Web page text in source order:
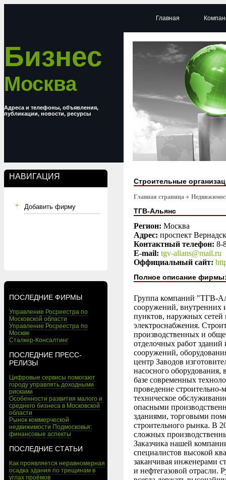
Бизнес
Москва
Адреса и телефоны, объявления,
публикации, новости, ресурсы
НАВИГАЦИЯ
Добавить фирму
ПОСЛЕДНИЕ ФИРМЫ
Управление Росреестра по
Московской области
Управление Росреестра по
Москве
Сталкер-Консалтинг
ПОСЛЕДНИЕ ПРЕСС-
РЕЛИЗЫ
Цифровые сервисы помогают
городу управлять доходными
рисками
Особенности развития малого и
среднего бизнеса в Московской
области
Рынок коммерческой
недвижимости Подмосковья:
финансовые аспекты
ПОСЛЕДНИЕ СТАТЬИ
Как проявляется неравномерная
осадка здания по трещинам в
углах проёмов
Главная
Строительные
Главная страница
ТГВ-Альянс
Регион: Москва
Адрес: проспект
Контактный телефон: 8-
E-mail: tgv-alians@mail.ru
Оффициальный сайт:
Полное описание
Группа компаний "ТГВ-
сооружений, внутренних
пунктов, наружных сетей
электроснабжения.
производственных и
отделочных работ
сооружений,
центр Заводов
насосного
базе современных
проведение
техническое
опасными
зданиями, торговыми
строительного рынка. В
сложных
Заказчика нашей
специалистов высокой
заканчивая инженерами
и нефтегазовой отрасли.